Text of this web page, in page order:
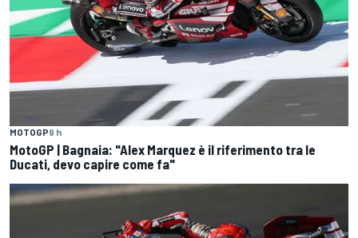
MOTOGP9 h
MotoGP | Bagnaia: "Alex Marquez è il riferimento tra le
Ducati, devo capire come fa"